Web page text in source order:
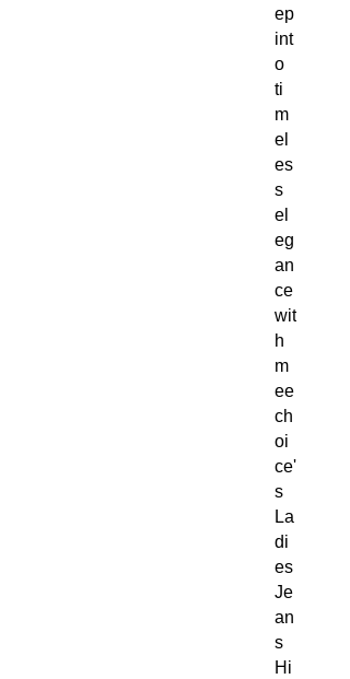
ep
int
o
ti
m
el
es
s
el
eg
an
ce
wit
h
m
ee
ch
oi
ce'
s
La
di
es
Je
an
s
Hi